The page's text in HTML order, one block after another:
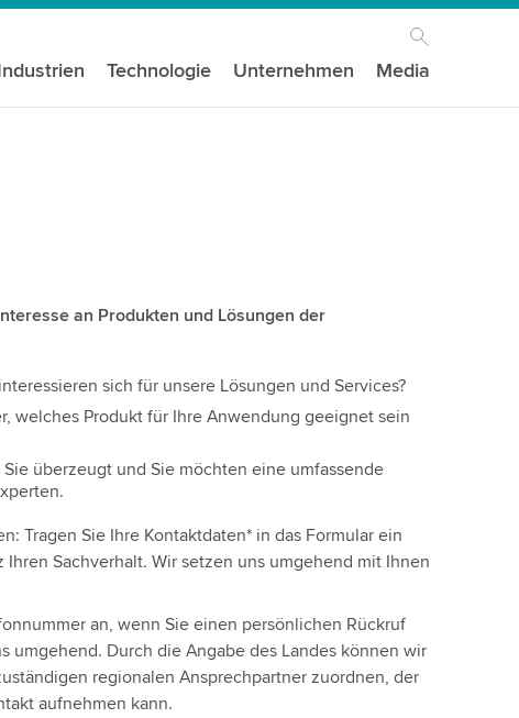
Technologie Unternehmen Media
an Produkten und Lösungen der
sich für unsere Lösungen und Services?
welches Produkt für Ihre Anwendung geeignet sein
überzeugt und Sie möchten eine umfassende
Tragen Sie Ihre Kontaktdaten* in das Formular ein
Ihren Sachverhalt. Wir setzen uns umgehend mit Ihnen
an, wenn Sie einen persönlichen Rückruf
umgehend. Durch die Angabe des Landes können wir
regionalen Ansprechpartner zuordnen, der
aufnehmen kann.